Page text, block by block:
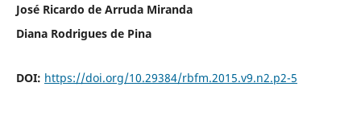
José Ricardo de Arruda Miranda
Diana Rodrigues de Pina
DOI: https://doi.org/10.29384/rbfm.2015.v9.n2.p2-5